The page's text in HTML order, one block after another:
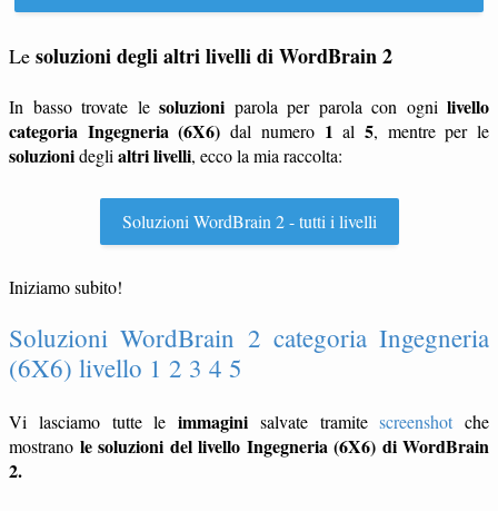
Le soluzioni degli altri livelli di WordBrain 2
In basso trovate le soluzioni parola per parola con ogni livello
categoria Ingegneria (6X6) dal numero 1 al 5, mentre per le
soluzionidegli altri livelli, ecco la mia raccolta:
Soluzioni WordBrain 2 - tutti i livelli
Iniziamo subito!
Soluzioni WordBrain 2 categoria Ingegneria
(6X6) livello 1 2 3 4 5
Vi lasciamo tutte le immagini salvate tramitescreenshot che
mostrano le soluzioni del livello Ingegneria (6X6) di WordBrain
2.